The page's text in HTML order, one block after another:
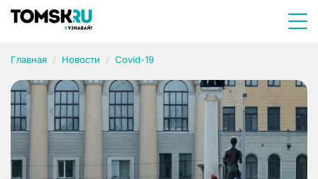
Главная Новости Covid-19